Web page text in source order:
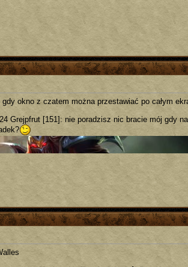
okno z czatem można przestawiać po całym
Grejpfrut [151]: nie poradzisz nic bracie mój gdy